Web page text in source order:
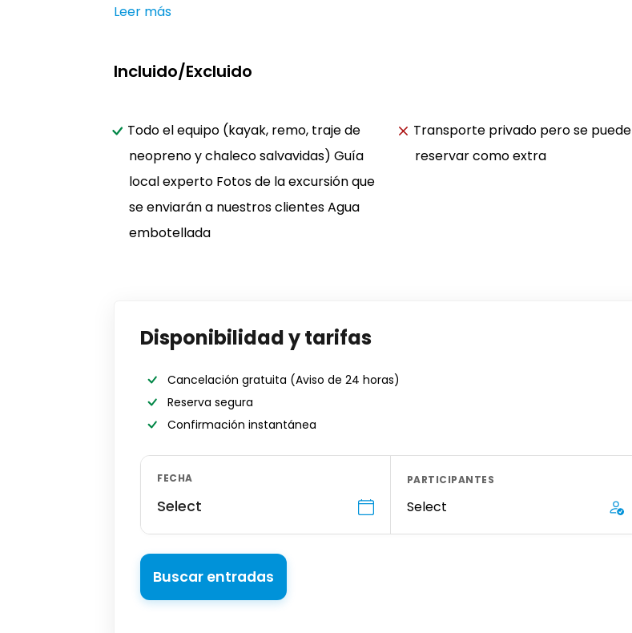
Leer más
Incluido/Excluido
Todo el equipo (kayak, remo, traje de
neopreno y chaleco salvavidas) Guía
local experto Fotos de la excursión que
se enviarán a nuestros clientes Agua
embotellada
Transporte privado pero se puede
reservar como extra
Disponibilidad y tarifas
Cancelación gratuita (Aviso de 24 horas)
Reserva segura
Confirmación instantánea
FECHA
Select
PARTICIPANTES
Select
Buscar entradas